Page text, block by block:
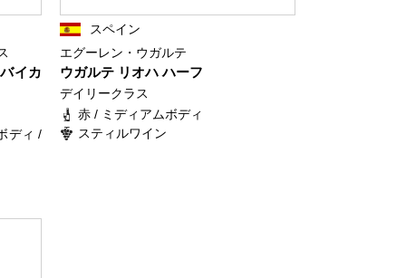
イカ
ディ /
スペイン
エグーレン・ウガルテ
ウガルテ リオハ ハーフ
デイリークラス
赤 / ミディアムボディ
スティルワイン